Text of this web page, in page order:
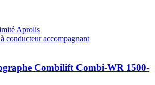
Aprolis
conducteur accompagnant
Combilift Combi-WR 1500-